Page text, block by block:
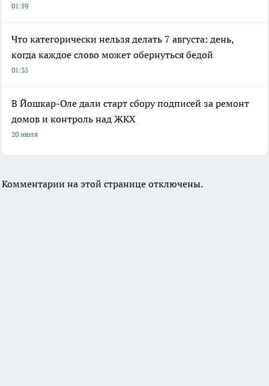
01:59
Что категорически нельзя делать 7 августа: день,
когда каждое слово может обернуться бедой
01:35
В Йошкар-Оле дали старт сбору подписей за ремонт
домов и контроль над ЖКХ
20 июля
Комментарии на этой странице отключены.